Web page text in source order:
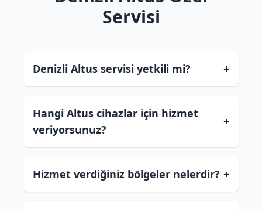
Servisi
Denizli Altus servisi yetkili mi? +
Hangi Altus cihazlar için hizmet
veriyorsunuz?
+
Hizmet verdiğiniz bölgeler nelerdir? +